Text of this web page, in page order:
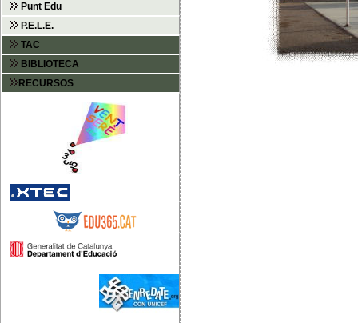
Punt Edu
P.E.L.E.
TAC
BIBLIOTECA
RECURSOS